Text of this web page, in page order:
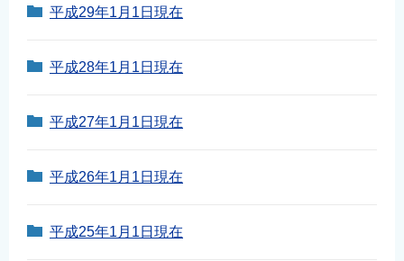
平成29年1月1日現在
平成28年1月1日現在
平成27年1月1日現在
平成26年1月1日現在
平成25年1月1日現在